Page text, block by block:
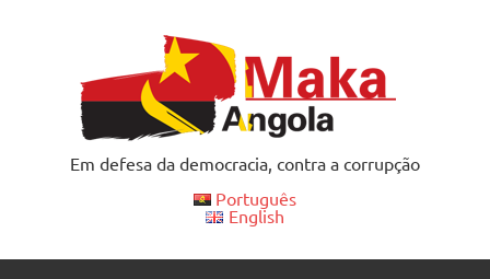
Em defesa da democracia, contra a corrupção
Português
English